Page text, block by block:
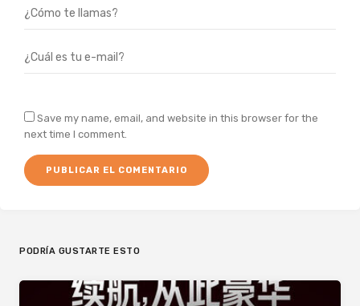
Save my name, email, and website in this browser for the
next time I comment.
PODRÍA GUSTARTE ESTO